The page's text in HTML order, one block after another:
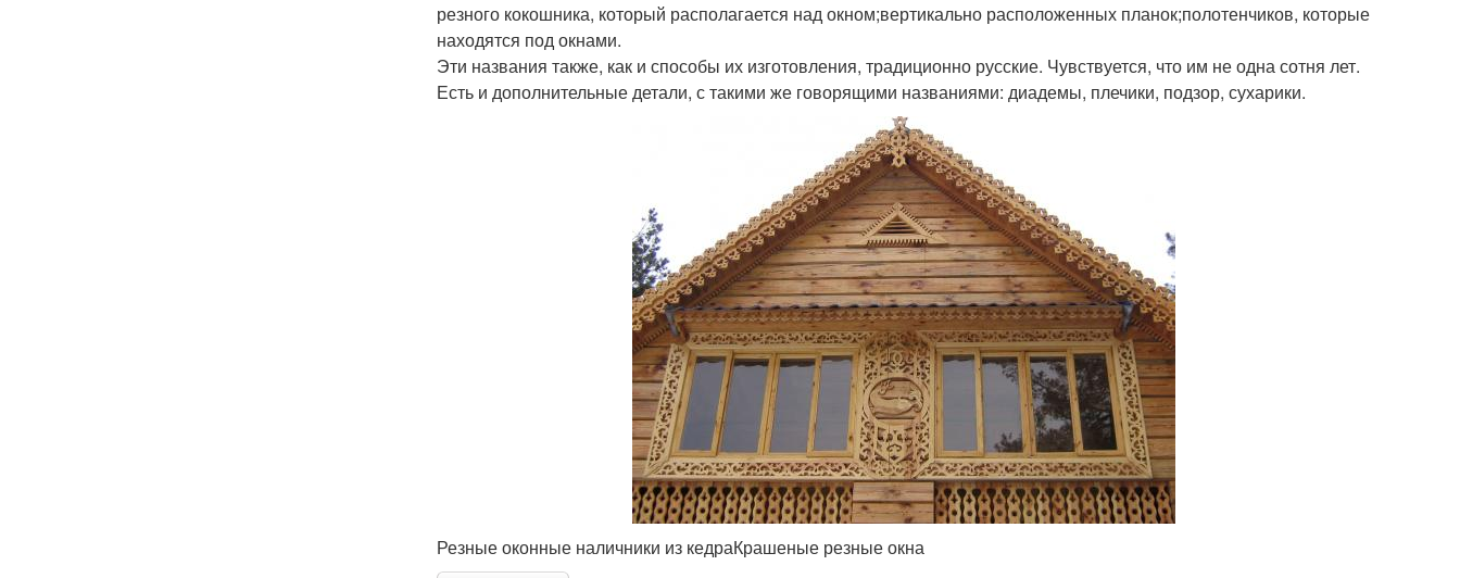
резного кокошника, который располагается над окном;вертикально расположенных планок;полотенчиков, которые
находятся под окнами.
Эти названия также, как и способы их изготовления, традиционно русские. Чувствуется, что им не одна сотня лет.
Есть и дополнительные детали, с такими же говорящими названиями: диадемы, плечики, подзор, сухарики.
Резные оконные наличники из кедраКрашеные резные окна